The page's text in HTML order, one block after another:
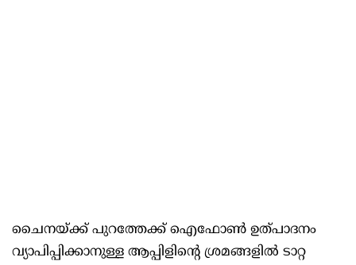
ചൈനയ്ക്ക് പുറത്തേക്ക് ഐഫോണ്‍ ഉത്പാദനം
വ്യാപിപ്പിക്കാനുള്ള ആപ്പിളിന്‍റെ ശ്രമങ്ങളില്‍ ടാറ്റ